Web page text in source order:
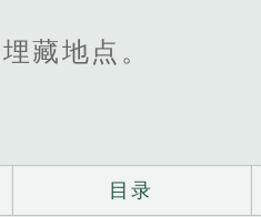
藏地点。
目录